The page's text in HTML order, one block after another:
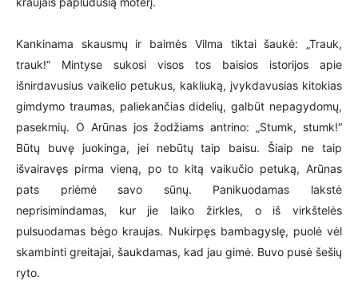
Kankinama skausmų ir baimės Vilma tiktai šaukė: „Trauk,
trauk!“ Mintyse sukosi visos tos baisios istorijos apie
išnirdavusius vaikelio petukus, kakliuką, įvykdavusias kitokias
gimdymo traumas, paliekančias didelių, galbūt nepagydomų,
pasekmių. O Arūnas jos žodžiams antrino: „Stumk, stumk!“
Būtų buvę juokinga, jei nebūtų taip baisu. Šiaip ne taip
išvairavęs pirma vieną, po to kitą vaikučio petuką, Arūnas
pats priėmė savo sūnų. Panikuodamas lakstė
neprisimindamas, kur jie laiko žirkles, o iš virkštelės
pulsuodamas bėgo kraujas. Nukirpęs bambagyslę, puolė vėl
skambinti greitajai, šaukdamas, kad jau gimė. Buvo pusė šešių
ryto.